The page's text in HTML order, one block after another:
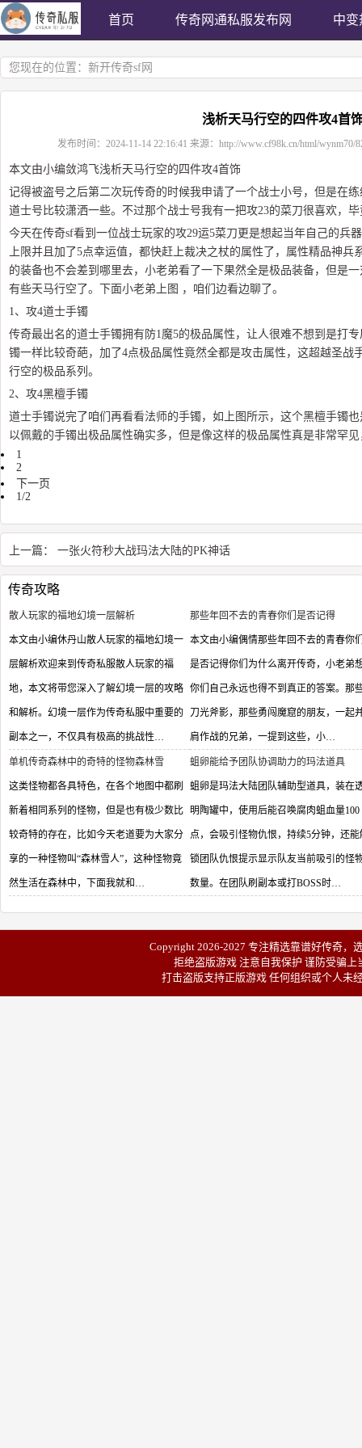
首页 传奇网通私服发布网 中变
您现在的位置： 新开传奇sf网
浅析天马行空的四件攻4首
发布时间： 2024-11-14 22:16:41 来源： http://www.cf98k.cn/html/wynm70/
本文由小编敛鸿飞浅析天马行空的四件攻4首饰
记得被盗号之后第二次玩传奇的时候我申请了一个战士小号，但是在
道士号比较潇洒一些。不过那个战士号我有一把攻23的菜刀很喜欢，
今天在传奇sf看到一位战士玩家的攻29运5菜刀更是想起当年自己的兵
上限并且加了5点幸运值，都快赶上裁决之杖的属性了，属性精品神兵
的装备也不会差到哪里去，小老弟看了一下果然全是极品装备，但是
有些天马行空了。下面小老弟上图 ，咱们边看边聊了。
1、攻4道士手镯
传奇最出名的道士手镯拥有防1魔5的极品属性，让人很难不想到是打
镯一样比较奇葩，加了4点极品属性竟然全都是攻击属性，这超越圣战
行空的极品系列。
2、攻4黑檀手镯
道士手镯说完了咱们再看看法师的手镯，如上图所示，这个黑檀手镯
以佩戴的手镯出极品属性确实多，但是像这样的极品属性真是非常罕
1
2
下一页
1/2
上一篇： 一张火符秒大战玛法大陆的PK神话
传奇攻略
散人玩家的福地幻境一层解析
本文由小编休丹山散人玩家的福地幻境一
层解析欢迎来到传奇私服散人玩家的福
地，本文将带您深入了解幻境一层的攻略
和解析。幻境一层作为传奇私服中重要的
副本之一，不仅具有极高的挑战性…
那些年回不去的青春你们是否记得
本文由小编偶情那些年回不去的青春你
是否记得你们为什么离开传奇，小老弟
你们自己永远也得不到真正的答案。那
刀光斧影，那些勇闯魔窟的朋友，一起
肩作战的兄弟，一提到这些，小…
单机传奇森林中的奇特的怪物森林雪
这类怪物都各具特色，在各个地图中都刷
新着相同系列的怪物，但是也有极少数比
较奇特的存在，比如今天老道要为大家分
享的一种怪物叫“森林雪人”，这种怪物竟
然生活在森林中，下面我就和…
蛆卵能给予团队协调助力的玛法道具
蛆卵是玛法大陆团队辅助型道具，装在
明陶罐中，使用后能召唤腐肉蛆血量100
点，会吸引怪物仇恨，持续5分钟，还能
锁团队仇恨提示显示队友当前吸引的怪
数量。在团队刷副本或打BOSS时…
Copyright 2026-2027 专注精选靠谱好传奇，
拒绝盗版游戏 注意自我保护 谨防受骗
打击盗版支持正版游戏 任何组织或个人未